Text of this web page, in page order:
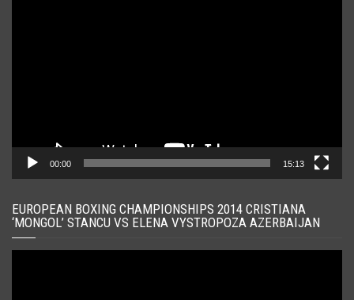
00:00 15:13
EUROPEAN BOXING CHAMPIONSHIPS 2014 CRISTIANA
‘MONGOL’ STANCU VS ELENA VYSTROPOZA AZERBAIJAN